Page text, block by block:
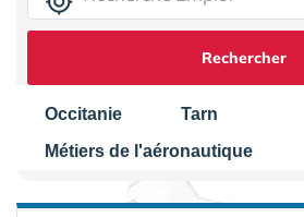
Rechercher
Occitanie
Tarn
Métiers de l'aéronautique